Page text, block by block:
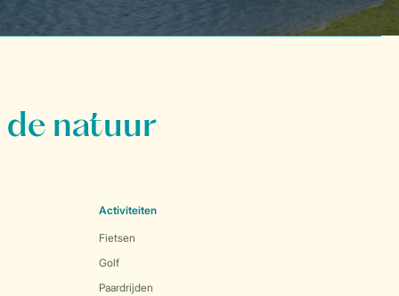
natuur
Activiteiten
Fietsen
Golf
Paardrijden